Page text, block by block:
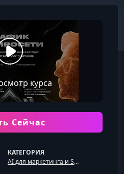
курса
Сейчас
КАТЕГОРИЯ
AI для маркетинга и SMM